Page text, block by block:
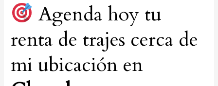
Agenda hoy tu
renta de trajes cerca de
mi ubicación en